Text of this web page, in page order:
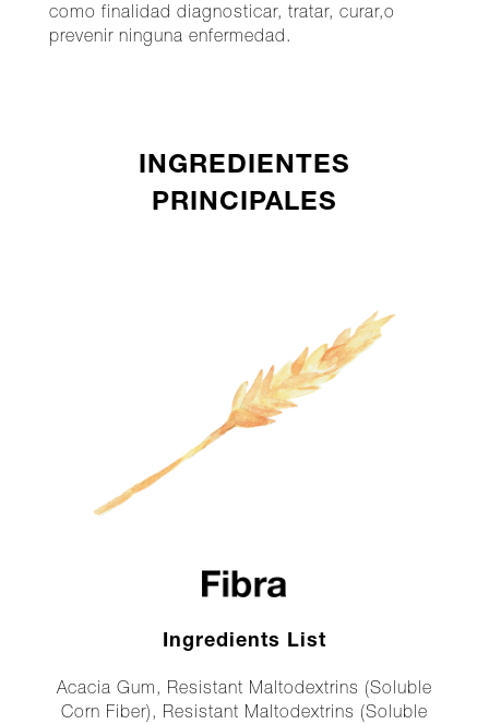
como finalidad diagnosticar, tratar, curar,o
prevenir ninguna enfermedad.
INGREDIENTES
PRINCIPALES
Ingredients List
Acacia Gum, Resistant Maltodextrins (Soluble
Corn Fiber), Resistant Maltodextrins (Soluble